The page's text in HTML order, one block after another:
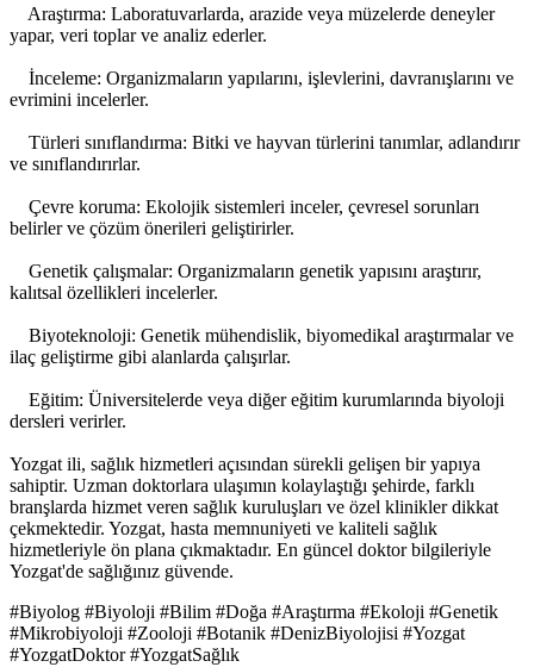
Araştırma: Laboratuvarlarda, arazide veya müzelerde deneyler
yapar, veri toplar ve analiz ederler.
İnceleme: Organizmaların yapılarını, işlevlerini, davranışlarını ve
evrimini incelerler.
Türleri sınıflandırma: Bitki ve hayvan türlerini tanımlar, adlandırır
ve sınıflandırırlar.
Çevre koruma: Ekolojik sistemleri inceler, çevresel sorunları
belirler ve çözüm önerileri geliştirirler.
Genetik çalışmalar: Organizmaların genetik yapısını araştırır,
kalıtsal özellikleri incelerler.
Biyoteknoloji: Genetik mühendislik, biyomedikal araştırmalar ve
ilaç geliştirme gibi alanlarda çalışırlar.
Eğitim: Üniversitelerde veya diğer eğitim kurumlarında biyoloji
dersleri verirler.
Yozgat ili, sağlık hizmetleri açısından sürekli gelişen bir yapıya
sahiptir. Uzman doktorlara ulaşımın kolaylaştığı şehirde, farklı
branşlarda hizmet veren sağlık kuruluşları ve özel klinikler dikkat
çekmektedir. Yozgat, hasta memnuniyeti ve kaliteli sağlık
hizmetleriyle ön plana çıkmaktadır. En güncel doktor bilgileriyle
Yozgat'de sağlığınız güvende.
#Biyolog #Biyoloji #Bilim #Doğa #Araştırma #Ekoloji #Genetik
#Mikrobiyoloji #Zooloji #Botanik #DenizBiyolojisi #Yozgat
#YozgatDoktor #YozgatSağlık